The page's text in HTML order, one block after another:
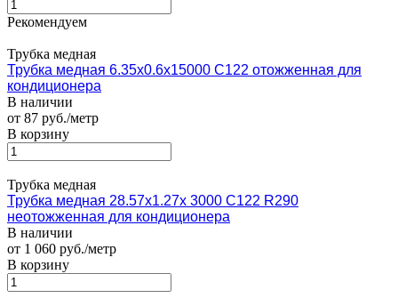
Рекомендуем
Трубка медная
Трубка медная 6.35х0.6х15000 С122 отожженная для
кондиционера
В наличии
от 87 руб./метр
В корзину
Трубка медная
Трубка медная 28.57х1.27х 3000 С122 R290
неотожженная для кондиционера
В наличии
от 1 060 руб./метр
В корзину